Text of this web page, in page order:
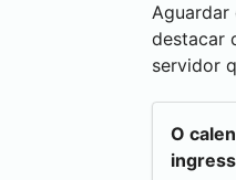
Aguardar
destacar
servidor
O